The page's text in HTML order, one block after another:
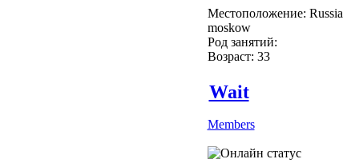
Местоположение: Russia
moskow
Род занятий:
Возраст: 33
Wait
Members